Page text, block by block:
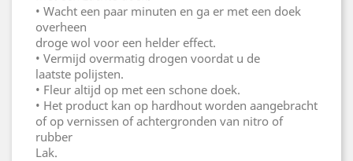
• Wacht een paar minuten en ga er met een doek
overheen
droge wol voor een helder effect.
• Vermijd overmatig drogen voordat u de
laatste polijsten.
• Fleur altijd op met een schone doek.
• Het product kan op hardhout worden aangebracht
of op vernissen of achtergronden van nitro of
rubber
Lak.